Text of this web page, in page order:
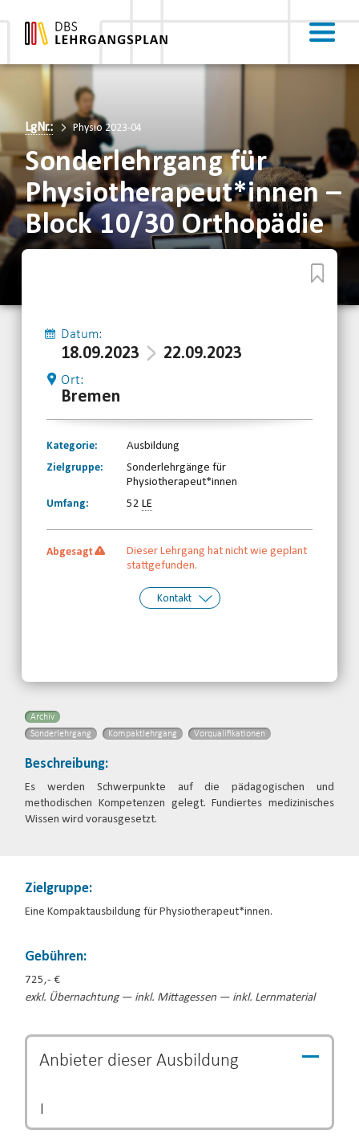
LgNr.: Physio 2023-04
Sonderlehrgang für
Physiotherapeut*innen –
Block 10/30 Orthopädie
Datum:
18.09.2023 22.09.2023
Ort:
Bremen
Kategorie:
Ausbildung
Zielgruppe:
Sonderlehrgänge für
Physiotherapeut*innen
Umfang:
52LE
Abgesagt
Dieser Lehrgang hat nicht wie geplant
stattgefunden.
Kontakt
Archiv
Sonderlehrgang
Kompaktlehrgang Vorqualifikationen
Beschreibung:
Es werden Schwerpunkte auf die pädagogischen und
methodischen Kompetenzen gelegt. Fundiertes medizinisches
Wissen wird vorausgesetzt.
Zielgruppe:
Eine Kompaktausbildung für Physiotherapeut*innen.
Gebühren:
725,- €
exkl. Übernachtung — inkl. Mittagessen — inkl. Lernmaterial
Anbieter dieserAusbildung